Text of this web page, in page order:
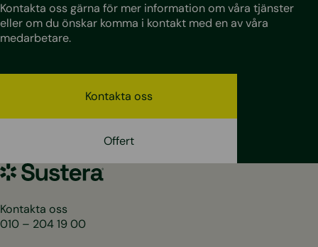
Kontakta oss gärna för mer information om våra tjänster
eller om du önskar komma i kontakt med en av våra
medarbetare.
Kontakta oss
Offert
Sustera
Sweden
Kontakta oss
010 – 204 19 00